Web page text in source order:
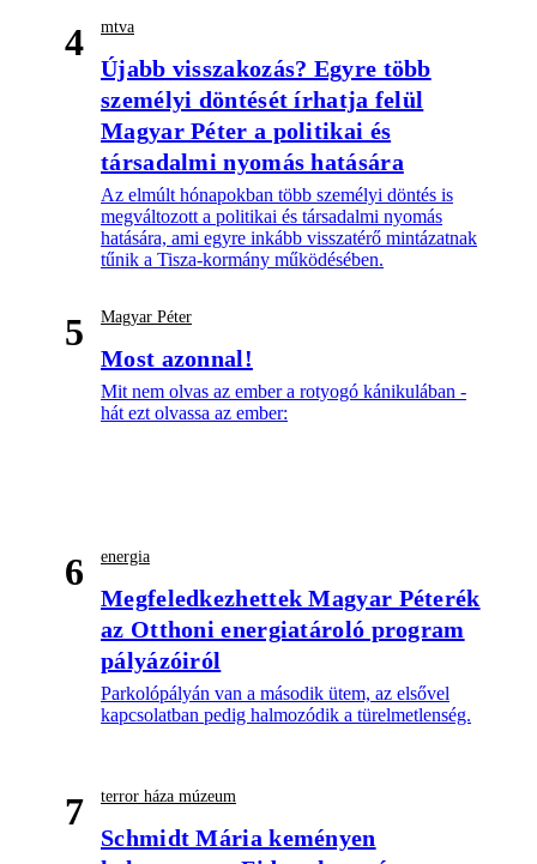
4 mtva
Újabb visszakozás? Egyre több
személyi döntését írhatja felül
Magyar Péter a politikai és
társadalmi nyomás hatására
Az elmúlt hónapokban több személyi döntés is
megváltozott a politikai és társadalmi nyomás
hatására, ami egyre inkább visszatérő mintázatnak
tűnik a Tisza-kormány működésében.
5 Magyar Péter
Most azonnal!
Mit nem olvas az ember a rotyogó kánikulában -
hát ezt olvassa az ember:
6 energia
Megfeledkezhettek Magyar Péterék
az Otthoni energiatároló program
pályázóiról
Parkolópályán van a második ütem, az elsővel
kapcsolatban pedig halmozódik a türelmetlenség.
7 terror háza múzeum
Schmidt Mária keményen